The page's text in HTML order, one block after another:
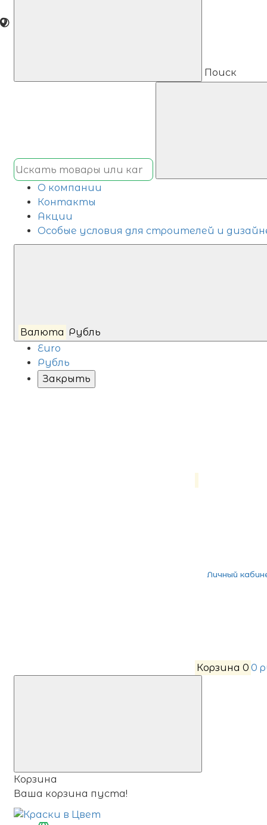
Поиск
О компании
Контакты
Акции
Особые условия для строителей и
Валюта Рубль
Euro
Рубль
Закрыть
Личный
Корзина 0 0
Корзина
Ваша корзина пуста!